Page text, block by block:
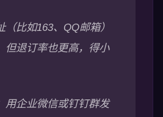
（比如163、QQ邮箱）
但退订率也更高，得小
用企业微信或钉钉群发